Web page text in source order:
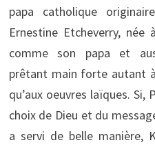
papa catholique
Ernestine Etcheverry,
comme son papa et
prêtant main forte autant
qu’aux oeuvres laïques.
choix de Dieu et du
a servi de belle manière,